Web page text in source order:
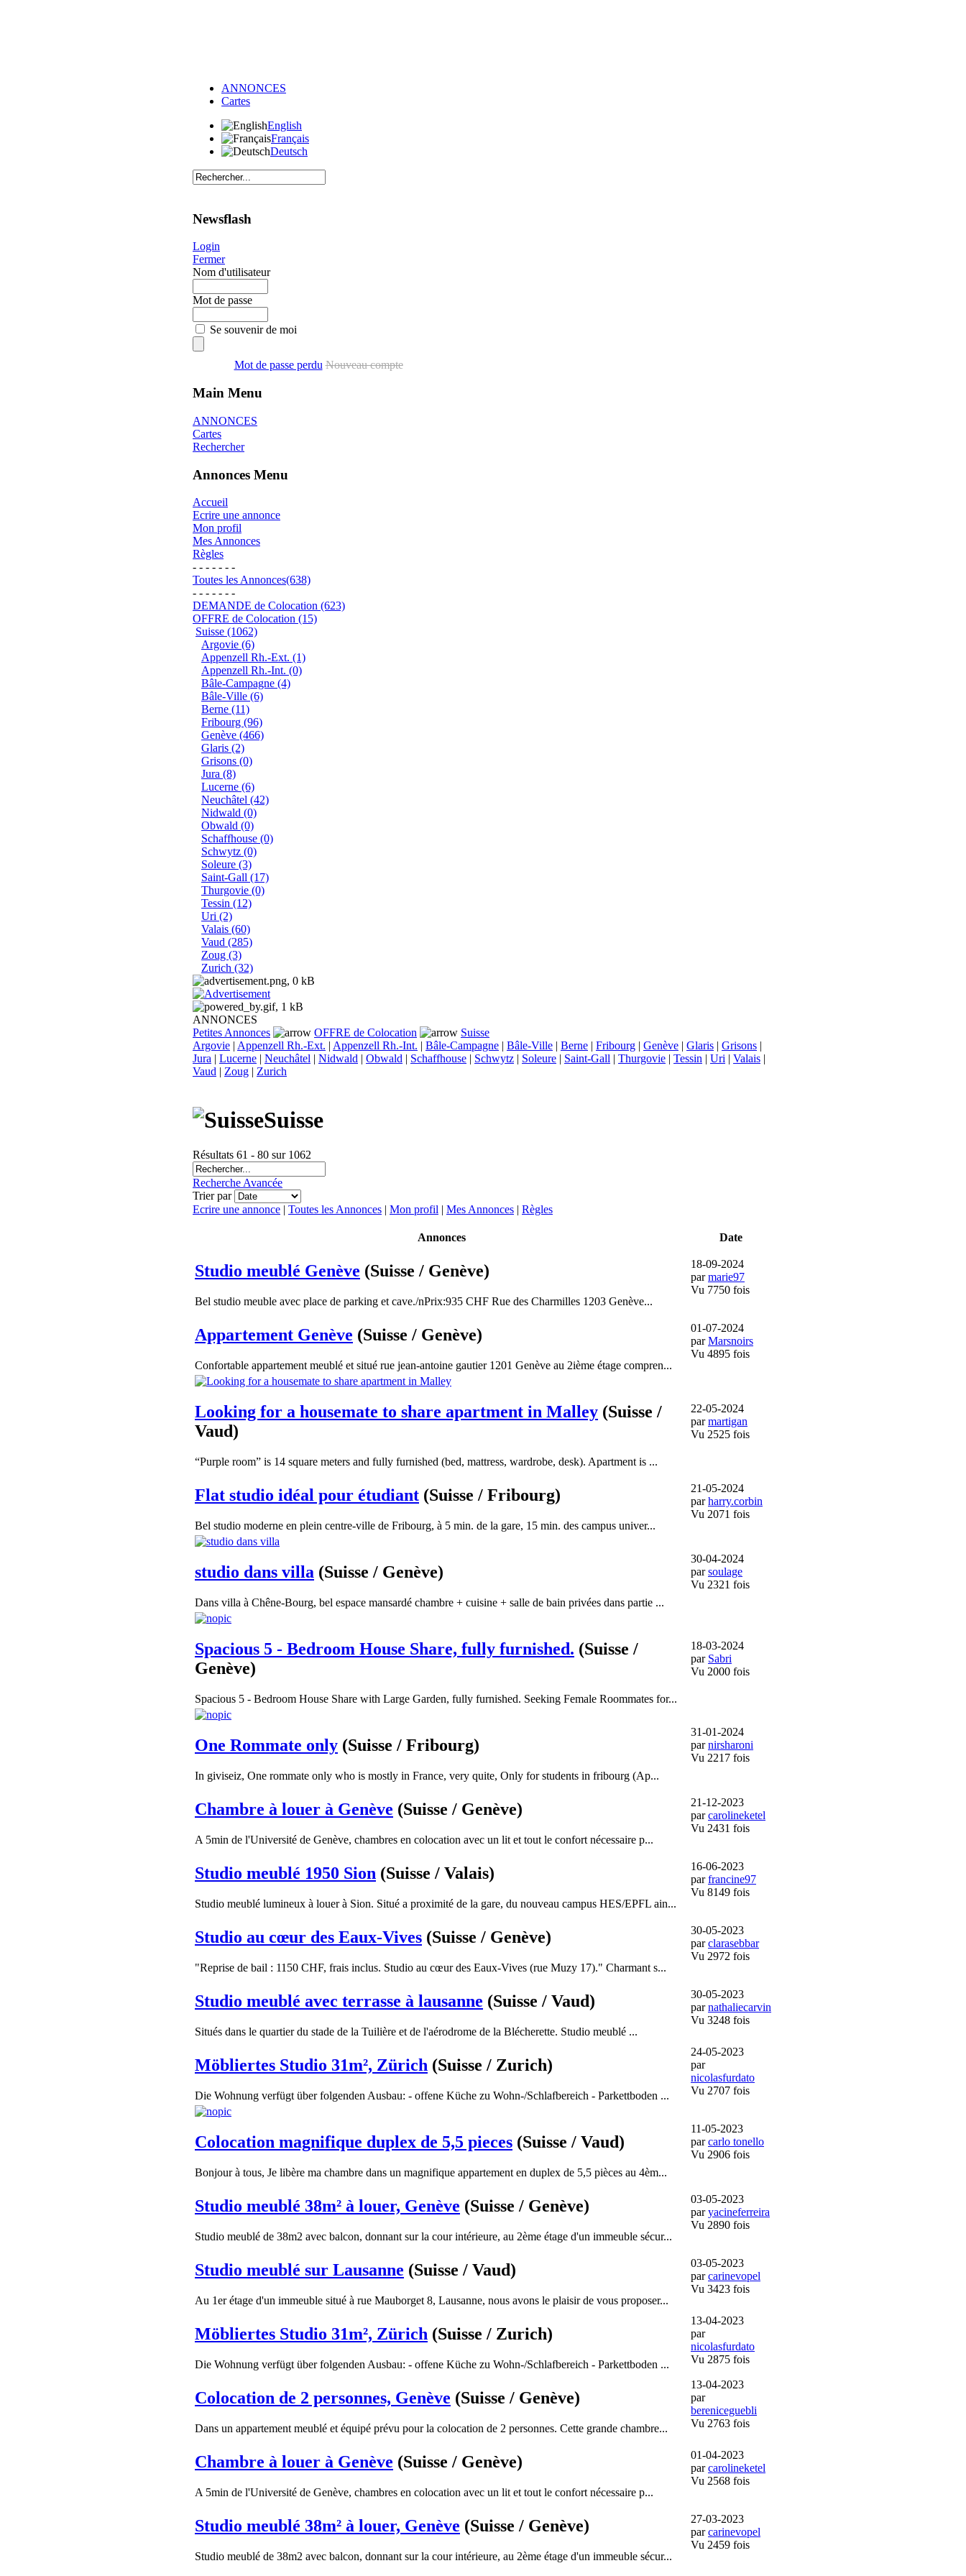
ANNONCES
Cartes
English
Français
Deutsch
Newsflash
Login
Fermer
Nom d'utilisateur
Mot de passe
Se souvenir de moi
Mot de passe perdu Nouveau compte
Main Menu
ANNONCES
Cartes
Rechercher
Annonces Menu
Accueil
Ecrire une annonce
Mon profil
Mes Annonces
Règles
- - - - - - -
Toutes les Annonces(638)
- - - - - - -
DEMANDE de Colocation (623)
OFFRE de Colocation (15)
Suisse (1062)
Argovie (6)
Appenzell Rh.-Ext. (1)
Appenzell Rh.-Int. (0)
Bâle-Campagne (4)
Bâle-Ville (6)
Berne (11)
Fribourg (96)
Genève (466)
Glaris (2)
Grisons (0)
Jura (8)
Lucerne (6)
Neuchâtel (42)
Nidwald (0)
Obwald (0)
Schaffhouse (0)
Schwytz (0)
Soleure (3)
Saint-Gall (17)
Thurgovie (0)
Tessin (12)
Uri (2)
Valais (60)
Vaud (285)
Zoug (3)
Zurich (32)
ANNONCES
Petites Annonces
OFFRE de Colocation
Suisse
Argovie | Appenzell Rh.-Ext. | Appenzell Rh.-Int. | Bâle-Campagne | Bâle-Ville | Berne | Fribourg | Genève | Glaris | Grisons |
Jura | Lucerne | Neuchâtel | Nidwald | Obwald | Schaffhouse | Schwytz | Soleure | Saint-Gall | Thurgovie | Tessin | Uri | Valais |
Vaud | Zoug | Zurich
Suisse
Résultats 61 - 80 sur 1062
Recherche Avancée
Trier par
Ecrire une annonce | Toutes les Annonces | Mon profil | Mes Annonces | Règles
Annonces Date
Studio meublé Genève (Suisse / Genève)
Bel studio meuble avec place de parking et cave./nPrix:935 CHF Rue des Charmilles 1203 Genève...
18-09-2024
parmarie97
Vu 7750 fois
Appartement Genève (Suisse / Genève)
Confortable appartement meublé et situé rue jean-antoine gautier 1201 Genève au 2ième étage compren...
01-07-2024
parMarsnoirs
Vu 4895 fois
Looking for a housemate to share apartment in Malley (Suisse /
Vaud)
“Purple room” is 14 square meters and fully furnished (bed, mattress, wardrobe, desk). Apartment is ...
22-05-2024
parmartigan
Vu 2525 fois
Flat studio idéal pour étudiant (Suisse / Fribourg)
Bel studio moderne en plein centre-ville de Fribourg, à 5 min. de la gare, 15 min. des campus univer...
21-05-2024
parharry.corbin
Vu 2071 fois
studio dans villa (Suisse / Genève)
Dans villa à Chêne-Bourg, bel espace mansardé chambre + cuisine + salle de bain privées dans partie ...
30-04-2024
parsoulage
Vu 2321 fois
Spacious 5 - Bedroom House Share, fully furnished. (Suisse /
Genève)
Spacious 5 - Bedroom House Share with Large Garden, fully furnished. Seeking Female Roommates for...
18-03-2024
par Sabri
Vu 2000 fois
One Rommate only (Suisse / Fribourg)
In giviseiz, One rommate only who is mostly in France, very quite, Only for students in fribourg (Ap...
31-01-2024
parnirsharoni
Vu 2217 fois
Chambre à louer à Genève (Suisse / Genève)
A 5min de l'Université de Genève, chambres en colocation avec un lit et tout le confort nécessaire p...
21-12-2023
parcarolineketel
Vu 2431 fois
Studio meublé 1950 Sion (Suisse / Valais)
Studio meublé lumineux à louer à Sion. Situé a proximité de la gare, du nouveau campus HES/EPFL ain...
16-06-2023
parfrancine97
Vu 8149 fois
Studio au cœur des Eaux-Vives (Suisse / Genève)
"Reprise de bail : 1150 CHF, frais inclus. Studio au cœur des Eaux-Vives (rue Muzy 17)." Charmant s...
30-05-2023
parclarasebbar
Vu 2972 fois
Studio meublé avec terrasse à lausanne (Suisse / Vaud)
Situés dans le quartier du stade de la Tuilière et de l'aérodrome de la Blécherette. Studio meublé ...
30-05-2023
parnathaliecarvin
Vu 3248 fois
Möbliertes Studio 31m², Zürich (Suisse / Zurich)
Die Wohnung verfügt über folgenden Ausbau: - offene Küche zu Wohn-/Schlafbereich - Parkettboden ...
24-05-2023
par
nicolasfurdato
Vu 2707 fois
Colocation magnifique duplex de 5,5 pieces (Suisse / Vaud)
Bonjour à tous, Je libère ma chambre dans un magnifique appartement en duplex de 5,5 pièces au 4èm...
11-05-2023
parcarlo tonello
Vu 2906 fois
Studio meublé 38m² à louer, Genève (Suisse / Genève)
Studio meublé de 38m2 avec balcon, donnant sur la cour intérieure, au 2ème étage d'un immeuble sécur...
03-05-2023
paryacineferreira
Vu 2890 fois
Studio meublé sur Lausanne (Suisse / Vaud)
Au 1er étage d'un immeuble situé à rue Mauborget 8, Lausanne, nous avons le plaisir de vous proposer...
03-05-2023
parcarinevopel
Vu 3423 fois
Möbliertes Studio 31m², Zürich (Suisse / Zurich)
Die Wohnung verfügt über folgenden Ausbau: - offene Küche zu Wohn-/Schlafbereich - Parkettboden ...
13-04-2023
par
nicolasfurdato
Vu 2875 fois
Colocation de 2 personnes, Genève (Suisse / Genève)
Dans un appartement meublé et équipé prévu pour la colocation de 2 personnes. Cette grande chambre...
13-04-2023
par
bereniceguebli
Vu 2763 fois
Chambre à louer à Genève (Suisse / Genève)
A 5min de l'Université de Genève, chambres en colocation avec un lit et tout le confort nécessaire p...
01-04-2023
parcarolineketel
Vu 2568 fois
Studio meublé 38m² à louer, Genève (Suisse / Genève)
Studio meublé de 38m2 avec balcon, donnant sur la cour intérieure, au 2ème étage d'un immeuble sécur...
27-03-2023
parcarinevopel
Vu 2459 fois